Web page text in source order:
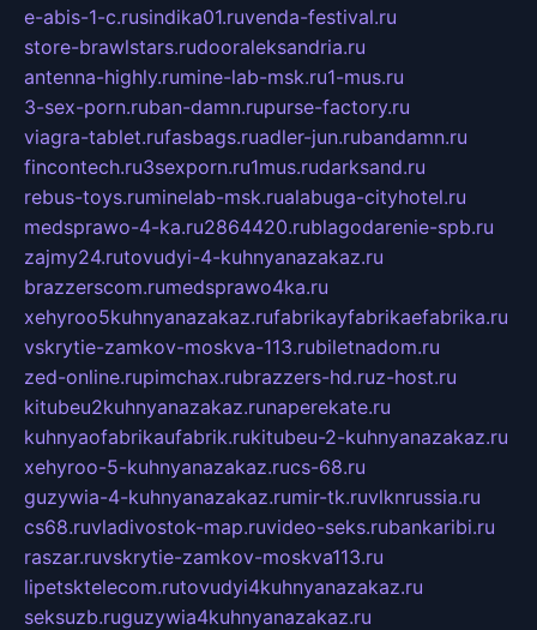
e-abis-1-c.rusindika01.ruvenda-festival.ru
store-brawlstars.rudooraleksandria.ru
antenna-highly.rumine-lab-msk.ru1-mus.ru
3-sex-porn.ruban-damn.rupurse-factory.ru
viagra-tablet.rufasbags.ruadler-jun.rubandamn.ru
fincontech.ru3sexporn.ru1mus.rudarksand.ru
rebus-toys.ruminelab-msk.rualabuga-cityhotel.ru
medsprawo-4-ka.ru2864420.rublagodarenie-spb.ru
zajmy24.rutovudyi-4-kuhnyanazakaz.ru
brazzerscom.rumedsprawo4ka.ru
xehyroo5kuhnyanazakaz.rufabrikayfabrikaefabrika.ru
vskrytie-zamkov-moskva-113.rubiletnadom.ru
zed-online.rupimchax.rubrazzers-hd.ruz-host.ru
kitubeu2kuhnyanazakaz.runaperekate.ru
kuhnyaofabrikaufabrik.rukitubeu-2-kuhnyanazakaz.ru
xehyroo-5-kuhnyanazakaz.rucs-68.ru
guzywia-4-kuhnyanazakaz.rumir-tk.ruvlknrussia.ru
cs68.ruvladivostok-map.ruvideo-seks.rubankaribi.ru
raszar.ruvskrytie-zamkov-moskva113.ru
lipetsktelecom.rutovudyi4kuhnyanazakaz.ru
seksuzb.ruguzywia4kuhnyanazakaz.ru